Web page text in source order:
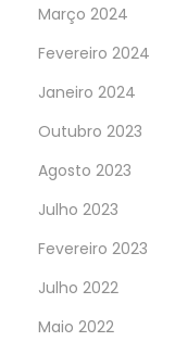
Março 2024
Fevereiro 2024
Janeiro 2024
Outubro 2023
Agosto 2023
Julho 2023
Fevereiro 2023
Julho 2022
Maio 2022